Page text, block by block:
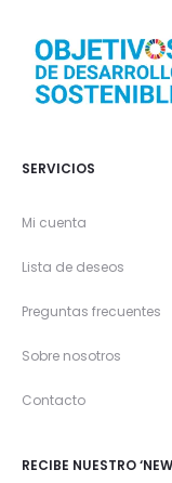
SERVICIOS
Mi cuenta
Lista de deseos
Preguntas frecuentes
Sobre nosotros
Contacto
RECIBE NUESTRO